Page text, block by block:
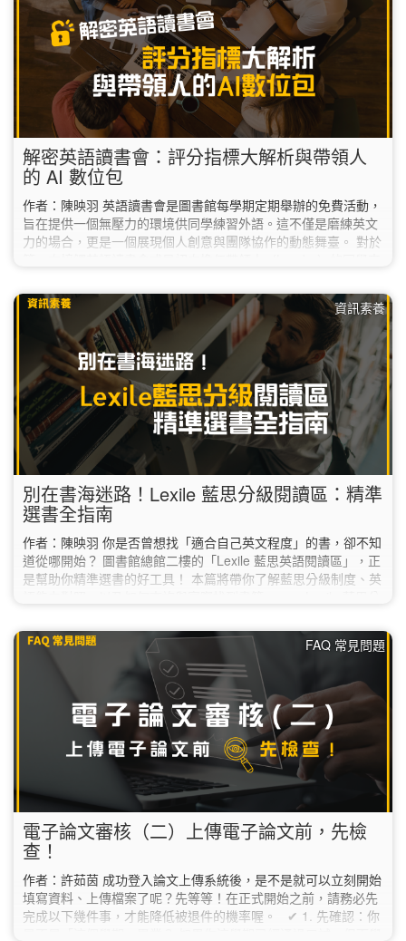
解密英語讀書會：評分指標大解析與帶領人
的 AI 數位包
作者：陳映羽 英語讀書會是圖書館每學期定期舉辦的免費活動，
旨在提供一個無壓力的環境供同學練習外語。這不僅是磨練英文
力的場合，更是一個展現個人創意與團隊協作的動態舞臺。 對於
在 AI 持續進化的 2026 年，又有哪些新工具能幫你從繁瑣的資料
中解脫，讓讀書會事半功倍？ 1. 掌握關鍵指標：評分標準大解
析 根據評審老師提供的 NTNU English Party…
資訊素養
別在書海迷路！Lexile 藍思分級閱讀區：精準
選書全指南
作者：陳映羽 你是否曾想找「適合自己英文程度」的書，卻不知
道從哪開始？ 圖書館總館二樓的「Lexile 藍思英語閱讀區」，正
是幫助你精準選書的好工具！ 本篇將帶你了解藍思分級制度、英
統，透過文本難度分析（如句長與詞彙），將書籍標示為一個數
值（Lexile Measure），幫助讀者找到適合自身程度的讀物。 分
級方式： 以「數字＋L」表示，如 500L、900L、1200L…
FAQ 常見問題
電子論文審核（二）上傳電子論文前，先檢
查！
作者：許茹茵 成功登入論文上傳系統後，是不是就可以立刻開始
填寫資料、上傳檔案了呢？先等等！在正式開始之前，請務必先
完成以下幾件事，才能降低被退件的機率喔。 ✔︎ 1. 先確認：你